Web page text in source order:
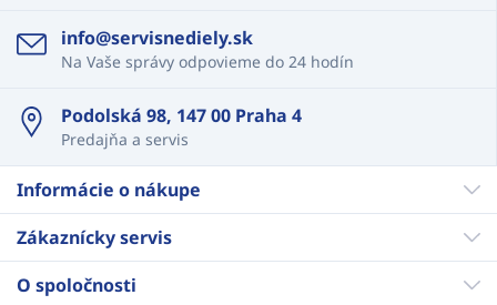
info@servisnediely.sk
Na Vaše správy odpovieme do 24 hodín
Podolská 98, 147 00 Praha 4
Predajňa a servis
Informácie o nákupe
Zákaznícky servis
O spoločnosti